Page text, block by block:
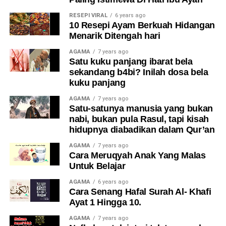
Cha’ah. Saya rasa
bagus kalau anak saya
boleh belajar budaya
lain. Kita satu
Malaysia,” katanya.
RESEPI VIRAL 6 years ago
10 Resepi Ayam Berkuah Hidangan
Menarik Ditengah hari
AGAMA 7 years ago
Satu kuku panjang ibarat bela
sekandang b4bi? Inilah dosa bela
kuku panjang
AGAMA 7 years ago
Satu-satunya manusia yang bukan
nabi, bukan pula Rasul, tapi kisah
hidupnya diabadikan dalam Qur’an
AGAMA 7 years ago
Cara Meruqyah Anak Yang Malas
Untuk Belajar
AGAMA 6 years ago
Cara Senang Hafal Surah Al- Khafi
Ayat 1 Hingga 10.
AGAMA 7 years ago